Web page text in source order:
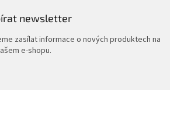
newsletter
zasílat informace o nových produktech na
e-shopu.